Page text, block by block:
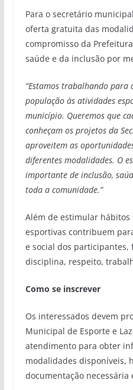
Para o secretário
oferta gratuita das
compromisso da
saúde e da inclusão por
“Estamos trabalhando para
população às atividades
município. Queremos que
conheçam os projetos da
aproveitem as
diferentes modalidades. O
importante de inclusão,
toda a comunidade.”
Além de estimular hábitos
esportivas contribuem
e social dos participantes,
disciplina, respeito,
Como se inscrever
Os interessados devem
Municipal de Esporte e
atendimento para obter
modalidades disponíveis,
documentação necessária